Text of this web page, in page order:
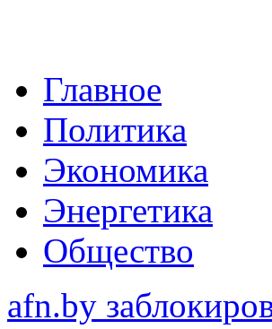
Главное
Политика
Экономика
Энергетика
Общество
afn.by